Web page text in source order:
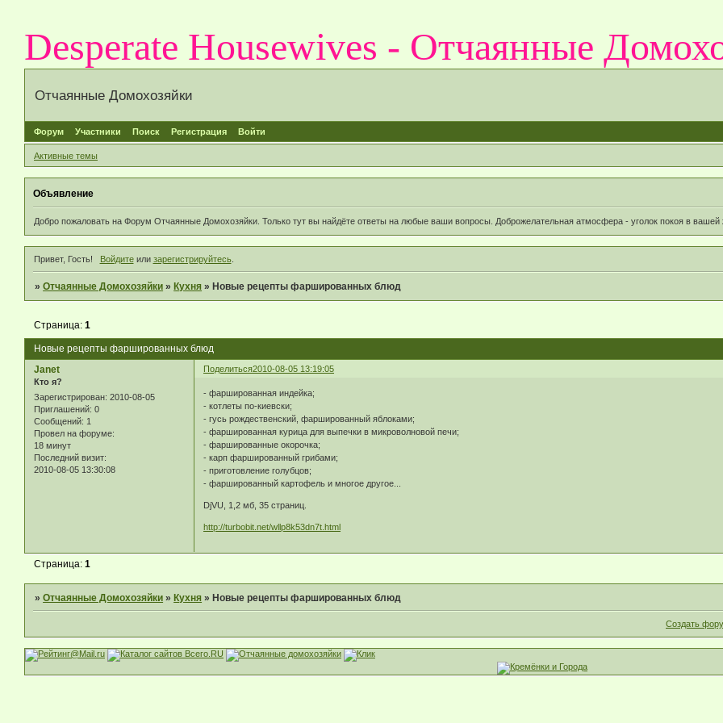
Desperate Housewives - Отчаянные
Отчаянные Домохозяйки
Форум Участники Поиск Регистрация Войти
Активные темы
Объявление
Добро пожаловать на Форум Отчаянные Домохозяйки. Только тут вы найдёте ответы на любые ваши вопросы. Доброжелательная атмосфера - уголок покоя в вашей
Привет, Гость! Войдитеили зарегистрируйтесь.
»Отчаянные Домохозяйки » Кухня » Новые рецепты фаршированных блюд
Новые рецепты фаршированных блюд
Страница:1
Поделиться2010-08-05 13:19:05
Janet
Кто я?
Зарегистрирован: 2010-08-05
Приглашений: 0
Сообщений: 1
Провел на форуме:
18 минут
Последний визит:
2010-08-05 13:30:08
- фаршированная индейка;
- котлеты по-киевски;
- гусь рождественский, фаршированный яблоками;
- фаршированная курица для выпечки в микроволновой печи;
- фаршированные окорочка;
- карп фаршированный грибами;
- приготовление голубцов;
- фаршированный картофель и многое другое...
DjVU, 1,2 мб, 35 страниц.
http://turbobit.net/wllp8k53dn7t.html
Страница:1
»Отчаянные Домохозяйки » Кухня » Новые рецепты фаршированных блюд
Создать